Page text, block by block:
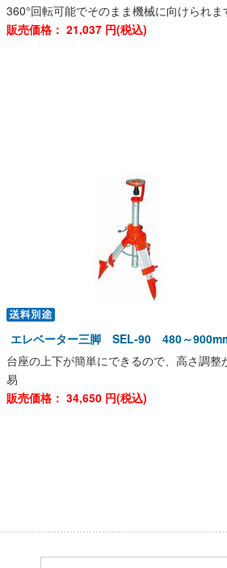
360°回転可能でそのまま機械に向けられま
販売価格： 21,037 円(税込)
エレベーター三脚 SEL-90 480～
台座の上下が簡単にできるので、高さ調整
易
販売価格： 34,650 円(税込)